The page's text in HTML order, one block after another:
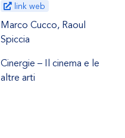
link web
Marco Cucco, Raoul
Spiccia
Cinergie – Il cinema e le
altre arti